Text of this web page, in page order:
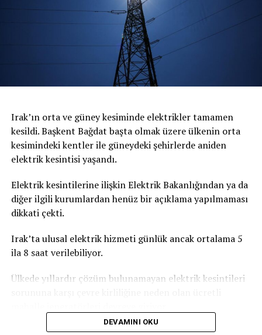
Irak’ın orta ve güney kesiminde elektrikler tamamen
kesildi. Başkent Bağdat başta olmak üzere ülkenin orta
kesimindeki kentler ile güneydeki şehirlerde aniden
elektrik kesintisi yaşandı.
Elektrik kesintilerine ilişkin Elektrik Bakanlığından ya da
diğer ilgili kurumlardan henüz bir açıklama yapılmaması
dikkati çekti.
Irak’ta ulusal elektrik hizmeti günlük ancak ortalama 5
ila 8 saat verilebiliyor.
Ülkede yıllardır çözüm bulunamayan elektrik kesintileri
DEVAMINI OKU